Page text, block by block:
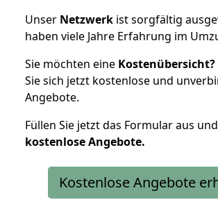
Unser Netzwerk ist sorgfältig
haben viele Jahre Erfahrung im
Sie möchten eine Kostenübersicht?
Sie sich jetzt kostenlose und
Angebote.
Füllen Sie jetzt das Formular aus
kostenloseAngebote.
Kostenlose Angebote